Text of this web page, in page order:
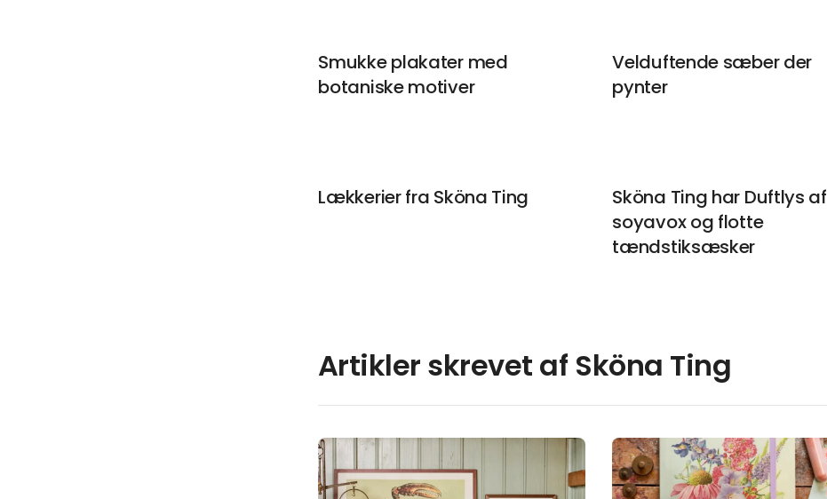
Smukke plakater med
botaniske motiver
Velduftende sæber der
pynter
Lækkerier fra Sköna Ting
Sköna Ting har Duftlys af
soyavox og flotte
tændstiksæsker
Artikler skrevet af Sköna Ting